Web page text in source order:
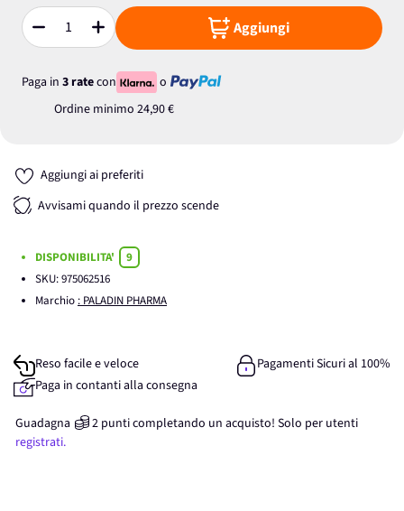
Quantità Aggiungi
Paga in 3 ratecon
o
Ordine minimo 24,90 €
Aggiungi ai preferiti
Avvisami quando il prezzo scende
DISPONIBILITA'
9
SKU:975062516
Marchio : PALADIN PHARMA
Reso facile e veloce
Pagamenti Sicuri al 100%
Paga in contanti alla consegna
Guadagna 2 punticompletando un acquisto! Solo per utenti
registrati.